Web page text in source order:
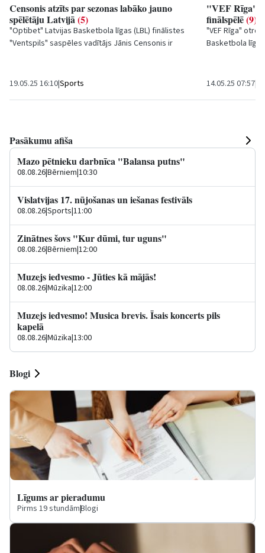
Censonis atzīts par sezonas labāko jauno
spēlētāju Latvijā(5)
"Optibet" Latvijas Basketbola līgas (LBL) finālistes
"Ventspils" saspēles vadītājs Jānis Censonis ir
19.05.25 16:10|Sports
"VEF Rīga"
finālspēlē(9)
"VEF Rīga"
Basketbola
14.05.25 07:57|
Pasākumu afiša
Mazo pētnieku darbnīca "Balansa putns"
08.08.26|Bērniem|10:30
Vislatvijas 17. nūjošanas un iešanas festivāls
08.08.26|Sports|11:00
Zinātnes šovs "Kur dūmi, tur uguns"
08.08.26|Bērniem|12:00
Muzejs iedvesmo - Jūties kā mājās!
08.08.26|Mūzika|12:00
Muzejs iedvesmo! Musica brevis. Īsais koncerts pils
kapelā
08.08.26|Mūzika|13:00
Blogi
Līgums ar pieradumu
Pirms 19 stundām|Blogi